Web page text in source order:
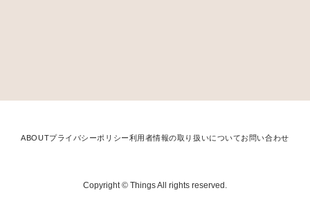
ABOUTプライバシーポリシー利用者情報の取り扱いについてお問い合わせ
Copyright © Things All rights reserved.